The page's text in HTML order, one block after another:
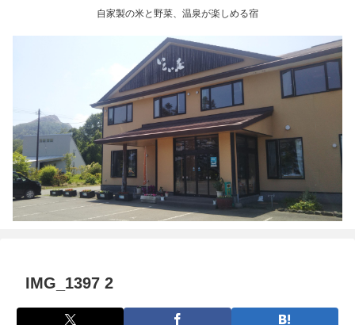
自家製の米と野菜、温泉が楽しめる宿
IMG_1397 2